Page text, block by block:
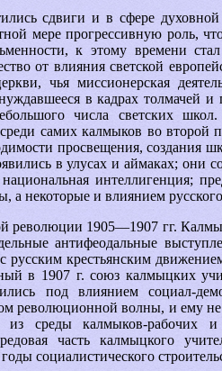
сдвиги и в сфере
мере прогрессивную роль,
к этому времени стал
от влияния светской
чья миссионерская
в кадрах толмачей
числа светских
среди самих калмыков во
просвещения, создания
в улусах и аймаках; они
интеллигенция;
а некоторые и влиянием
революции 1905—1907 гг.
антифеодальные
русским крестьянским
в 1907 г. союз калмыцких
под влиянием социал-
революционной волны, и ему
из среды калмыков-рабочих
часть калмыцкого
социалистического